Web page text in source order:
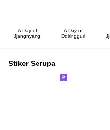
A Day of
Jjangnyang
A Day of
Ddiringguri
Stiker Serupa